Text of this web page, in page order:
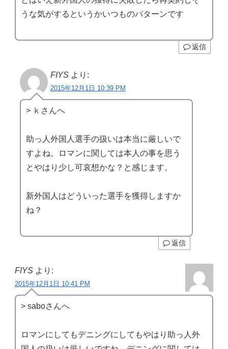
うな気がするというかいつものパターンです
返信
FIYS より:
2015年12月1日 10:39 PM
> ｋさんへ
助っ人外国人選手の扱いは本当に厳しいで
すよね。ロマンに関しては本人の事を思う
とやはり少し可哀想かな？と感じます。
新外国人はどういった選手を獲得しますか
ね？
返信
FIYS より:
2015年12月1日 10:41 PM
> saboさんへ
ロマンにしてもデニングにしてもやはり助っ人外